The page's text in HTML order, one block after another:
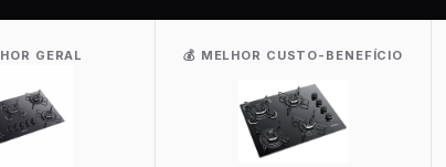
GERAL 💰 MELHOR CUSTO-BENEFÍCIO